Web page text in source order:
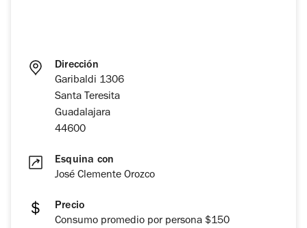
Dirección
Garibaldi 1306
Santa Teresita
Guadalajara
44600
Esquina con
José Clemente Orozco
Precio
Consumo promedio por persona $150